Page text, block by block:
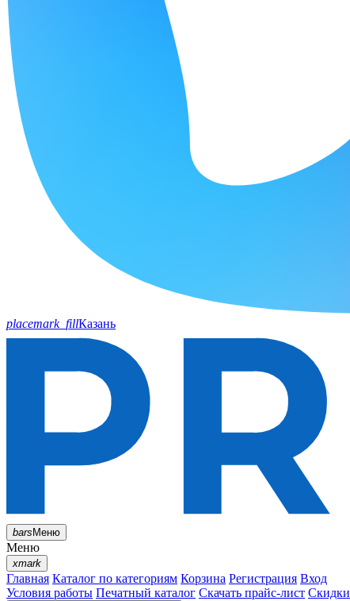
placemark_fillКазань
barsМеню
Меню
xmark
Главная Каталог по категориям Корзина Регистрация Вход
Условия работы Печатный каталог Скачать прайс-лист Скидки